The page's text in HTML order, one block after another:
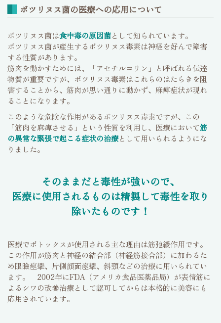
ボツリヌス菌の医療への応用について
ボツリヌス菌は食中毒の原因菌として知られています。
ボツリヌス菌が産生するボツリヌス毒素は神経を好んで障害
する性質があります。
筋肉を動かすためには、「アセチルコリン」と呼ばれる伝達
物質が重要ですが、ボツリヌス毒素はこれらのはたらきを阻
害することから、筋肉が思い通りに動かず、麻痺症状が現れ
ることになります。
このような危険な作用があるボツリヌス毒素ですが、この
「筋肉を麻痺させる」という性質を利用し、医療において筋
の異常な緊張で起こる症状の治療として用いられるようにな
りました。
そのままだと毒性が強いので、
医療に使用されるものは精製して毒性を取り
除いたものです！
医療でボトックスが使用される主な理由は筋弛緩作用です。
この作用が筋肉と神経の結合部（神経筋接合部）に加わるた
め眼瞼痙攣、片側顔面痙攣、斜頸などの治療に用いられてい
ます。 2002年にFDA（アメリカ食品医薬品局）が表情筋に
よるシワの改善治療として認可してからは本格的に美容にも
応用されています。